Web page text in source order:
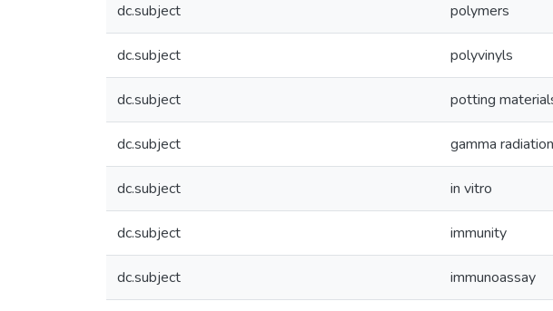
dc.subject polymers
dc.subject polyvinyls
dc.subject potting
dc.subject gamma radiation
dc.subject in vitro
dc.subject immunity
dc.subject immunoassay